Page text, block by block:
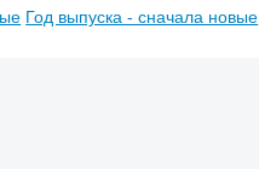
Год выпуска - сначала новые